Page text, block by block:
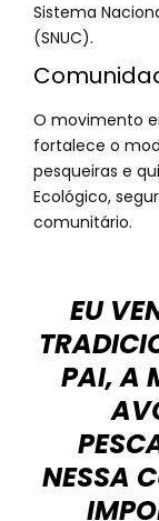
Sistema
(SNUC).
O movimento
fortalece o
pesqueiras e
Ecológico,
comunitário.
EU
PAI, A
NESSA